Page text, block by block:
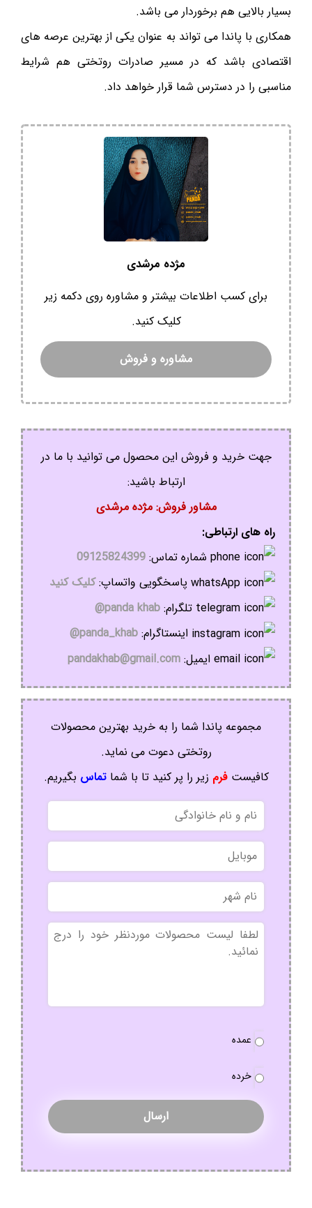
بسیار بالایی هم برخوردار می باشد.
همکاری با پاندا می تواند به عنوان یکی از بهترین عرصه های
اقتصادی باشد که در مسیر صادرات روتختی هم شرایط
مناسبی را در دسترس شما قرار خواهد داد.
مژده مرشدی
برای کسب اطلاعات بیشتر و مشاوره روی دکمه زیر
کلیک کنید.
مشاوره و فروش
جهت خرید و فروش این محصول می توانید با ما در
ارتباط باشید:
مشاور فروش: مژده مرشدی
راه های ارتباطی:
شماره تماس: 09125824399
پاسخگویی واتساپ:کلیک کنید
تلگرام: panda khab@
اینستاگرام: panda_khab@
ایمیل: pandakhab@gmail.com
مجموعه پاندا شما را به خرید بهترین محصولات
روتختی دعوت می نماید.
کافیستفرم زیر را پر کنید تا با شماتماس بگیریم.
نام
و
نام
خانوادگی
موبایل
نام
شهر
بدون
عنوان
نوع
عمده
خرده